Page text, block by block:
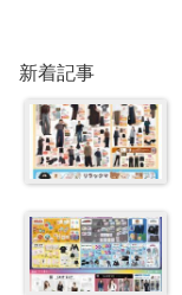
新着記事